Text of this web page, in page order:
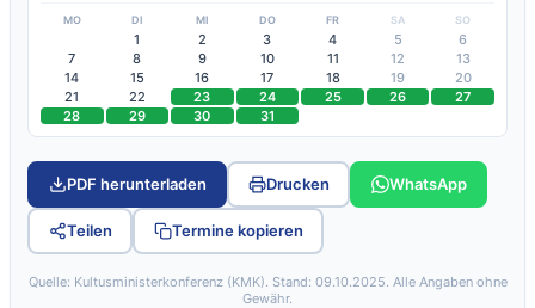
MO DI MI DO FR SA SO
1 2 3 4 5
6
7
8 9 10 11 12
13
14
15 16 17 18 19
20
21
22 23 24 25 26
27
28
29 30 31
PDF herunterladen Drucken WhatsApp
Teilen Termine kopieren
Quelle: Kultusministerkonferenz (KMK). Stand: 09.10.2025. Alle Angaben ohne
Gewähr.